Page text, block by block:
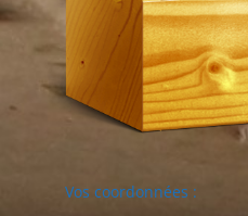
Vos coordonnées :